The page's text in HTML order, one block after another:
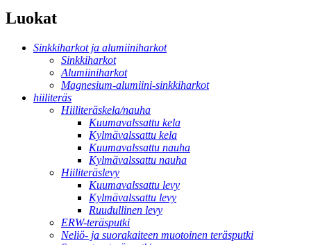
Luokat
Sinkkiharkot ja alumiiniharkot
Sinkkiharkot
Alumiiniharkot
Magnesium-alumiini-sinkkiharkot
hiiliteräs
Hiiliteräskela/nauha
Kuumavalssattu kela
Kylmävalssattu kela
Kuumavalssattu nauha
Kylmävalssattu nauha
Hiiliteräslevy
Kuumavalssattu levy
Kylmävalssattu levy
Ruudullinen levy
ERW-teräsputki
Neliö- ja suorakaiteen muotoinen teräsputki